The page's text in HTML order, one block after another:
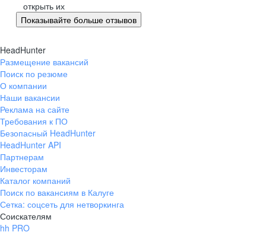
открыть их
Показывайте больше отзывов
HeadHunter
Размещение вакансий
Поиск по резюме
О компании
Наши вакансии
Реклама на сайте
Требования к ПО
Безопасный HeadHunter
HeadHunter API
Партнерам
Инвесторам
Каталог компаний
Поиск по вакансиям в Калуге
Сетка: соцсеть для нетворкинга
Соискателям
hh PRO